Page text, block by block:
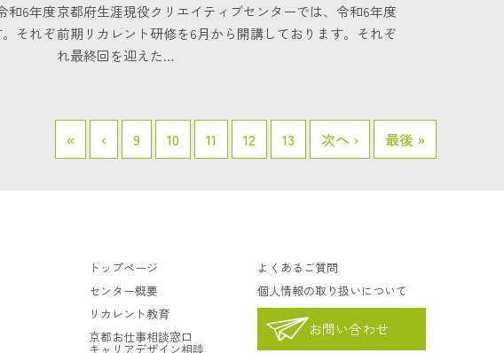
和6年度
それぞ
京都府生涯現役クリエイティブセンターでは、令和6年度
前期リカレント研修を6月から開講しております。それぞ
れ最終回を迎えた…
« ‹ 9 10 11 12 13 次へ › 最後 »
トップページ
センター概要
リカレント教育
京都お仕事相談窓口
キャリアデザイン相談
よくあるご質問
個人情報の取り扱いについて
お問い合わせ